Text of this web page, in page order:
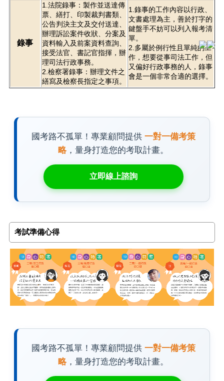
錄事
1.法院錄事：製作並送達傳
票、繕打、印製裁判書類、
公告判決主文及交付送達、
辦理訴訟案件收狀、分案及
資料輸入及前案資料查詢、
接受法官、書記官指揮，辦
理司法行政事務。
2.檢察署錄事：辦理文件之
繕寫及檢察長指定之事項。
1.錄事的工作內容以行政、
文書處理為主，善於打字的
鍵盤手不妨可以列入報考清
單。
2.多屬於例行性且單純的工
作，想要從事司法工作，但
又偏好行政事務的人，錄事
會是一個非常合適的選擇。
國考路不孤單！專業顧問提供 一對一備考策
略，量身打造您的考取計畫。
立即線上諮詢
考試準備心得
國考路不孤單！專業顧問提供 一對一備考策
略，量身打造您的考取計畫。